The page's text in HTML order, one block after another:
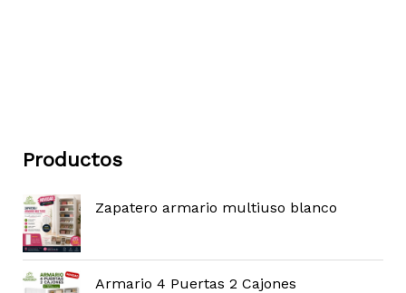
Productos
Zapatero armario multiuso blanco
Armario 4 Puertas 2 Cajones